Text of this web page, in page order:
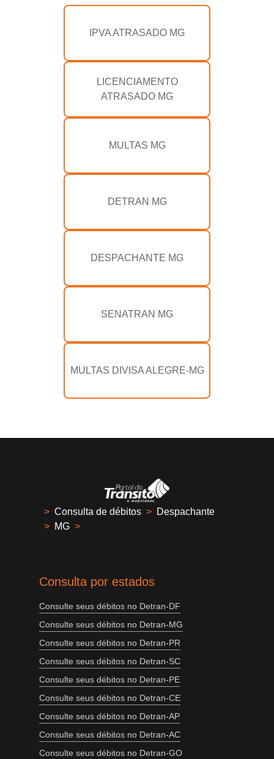
IPVA ATRASADO MG
LICENCIAMENTO
ATRASADO MG
MULTAS MG
DETRAN MG
DESPACHANTE MG
SENATRAN MG
MULTAS DIVISA ALEGRE-MG
> Consulta de débitos > Despachante
> MG >
Consulta por estados
Consulte seus débitos no Detran-DF
Consulte seus débitos no Detran-MG
Consulte seus débitos no Detran-PR
Consulte seus débitos no Detran-SC
Consulte seus débitos no Detran-PE
Consulte seus débitos no Detran-CE
Consulte seus débitos no Detran-AP
Consulte seus débitos no Detran-AC
Consulte seus débitos no Detran-GO